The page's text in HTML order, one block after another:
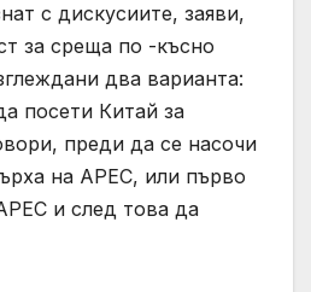
с дискусиите, заяви,
за среща по -късно
два варианта:
посети Китай за
преди да се насочи
на APEC, или първо
и след това да